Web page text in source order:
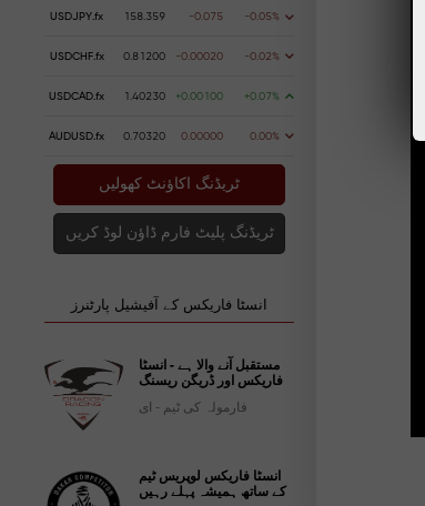
USDJPY.fx 158.359 -0.075 -0.05%
USDCHF.fx 0.81200 -0.00020 -0.02%
USDCAD.fx 1.40230 +0.00100 +0.07%
AUDUSD.fx 0.70320 0.00000 0.00%
ٹریڈنگ اکاؤنٹ کھولیں
ٹریڈنگ پلیٹ فارم ڈاؤن لوڈ کریں
انسٹا فاریکس کے آفیشیل پارٹنرز
مستقبل آنے والا ہے - انسٹا
فاریکس اور ڈریگن ریسنگ
فارمولہ کی ٹیم - ای
انسٹا فاریکس لوپریس ٹیم
کے ساتھ ہمیشہ پہلے رہیں